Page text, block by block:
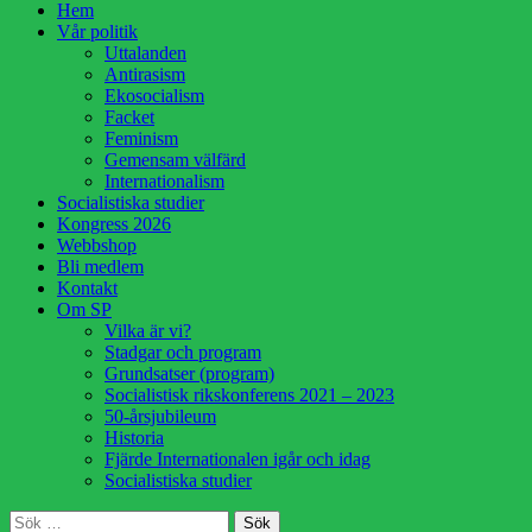
HoppaHem
Vår politik
Uttalanden
Antirasism
Ekosocialism
Facket
Feminism
Gemensam välfärd
Internationalism
Socialistiska studier
Kongress 2026
Webbshop
Bli medlem
Kontakt
Om SP
Vilka är vi?
Stadgar och program
Grundsatser (program)
Socialistisk rikskonferens 2021 – 2023
50-årsjubileum
Historia
Fjärde Internationalen igår och idag
Socialistiska studier
Sök
Sök